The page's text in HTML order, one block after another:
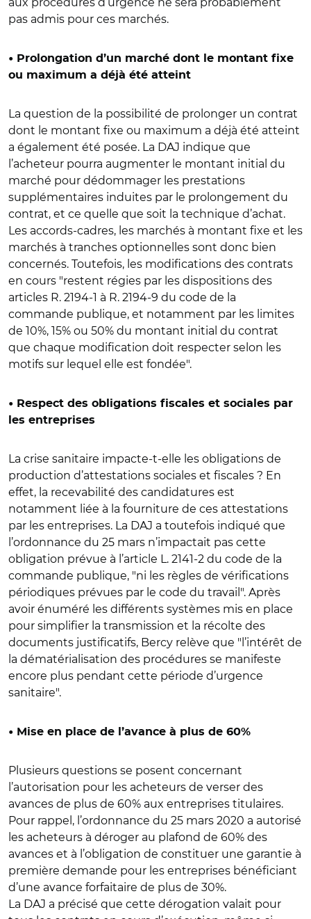
pas admis pour ces marchés.
• Prolongation d’un marché dont le montant fixe
ou maximum a déjà été atteint
La question de la possibilité de prolonger un contrat
dont le montant fixe ou maximum a déjà été atteint
a également été posée. La DAJ indique que
l’acheteur pourra augmenter le montant initial du
marché pour dédommager les prestations
supplémentaires induites par le prolongement du
contrat, et ce quelle que soit la technique d’achat.
Les accords-cadres, les marchés à montant fixe et les
marchés à tranches optionnelles sont donc bien
concernés. Toutefois, les modifications des contrats
en cours "restent régies par les dispositions des
articles R. 2194-1 à R. 2194-9 du code de la
commande publique, et notamment par les limites
de 10%, 15% ou 50% du montant initial du contrat
que chaque modification doit respecter selon les
motifs sur lequel elle est fondée".
• Respect des obligations fiscales et sociales par
les entreprises
La crise sanitaire impacte-t-elle les obligations de
production d’attestations sociales et fiscales ? En
effet, la recevabilité des candidatures est
notamment liée à la fourniture de ces attestations
par les entreprises. La DAJ a toutefois indiqué que
l’ordonnance du 25 mars n’impactait pas cette
obligation prévue à l’article L. 2141-2 du code de la
commande publique, "ni les règles de vérifications
périodiques prévues par le code du travail". Après
avoir énuméré les différents systèmes mis en place
pour simplifier la transmission et la récolte des
documents justificatifs, Bercy relève que "l’intérêt de
la dématérialisation des procédures se manifeste
encore plus pendant cette période d’urgence
sanitaire".
• Mise en place de l’avance à plus de 60%
Plusieurs questions se posent concernant
l’autorisation pour les acheteurs de verser des
avances de plus de 60% aux entreprises titulaires.
Pour rappel, l’ordonnance du 25 mars 2020 a autorisé
les acheteurs à déroger au plafond de 60% des
avances et à l’obligation de constituer une garantie à
première demande pour les entreprises bénéficiant
d’une avance forfaitaire de plus de 30%.
La DAJ a précisé que cette dérogation valait pour